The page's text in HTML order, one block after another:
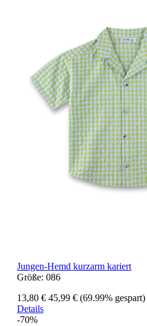
Jungen-Hemd kurzarm kariert
Größe: 086
13,80 € 45,99 € (69.99% gespart)
Details
-70%